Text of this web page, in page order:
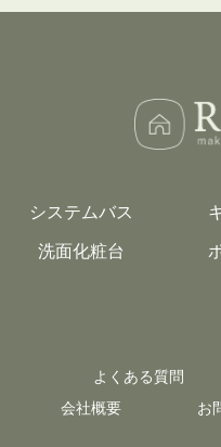
システムバス
洗面化粧台
よくある質問
会社概要
お